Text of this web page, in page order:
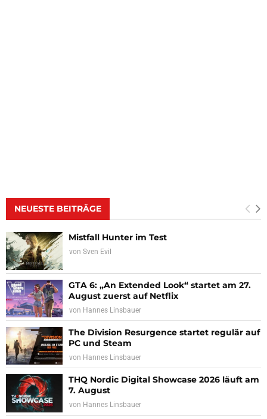
NEUESTE BEITRÄGE
Mistfall Hunter im Test
von Sven Evil
GTA 6: „An Extended Look“ startet am 27.
August zuerst auf Netflix
von Hannes Linsbauer
The Division Resurgence startet regulär auf
PC und Steam
von Hannes Linsbauer
THQ Nordic Digital Showcase 2026 läuft am
7. August
von Hannes Linsbauer